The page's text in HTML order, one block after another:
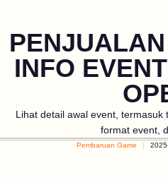
INFO
Lihat detail awal event, termasuk
format event,
Pembaruan Game